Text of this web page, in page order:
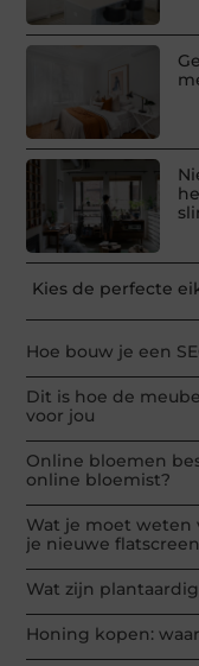
Kies de perfecte
Hoe bouw je een
Dit is hoe de
voor jou
Online bloemen
online bloemist?
Wat je moet weten
je nieuwe flatscreen
Wat zijn
Honing kopen: